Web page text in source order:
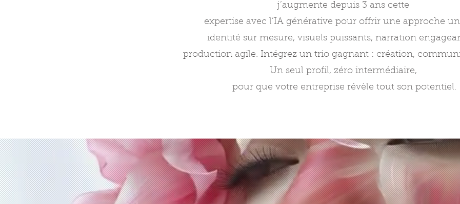
j’augmente depuis 3 ans cette
expertise avec l’IA générative pour offrir une approche
identité sur mesure, visuels puissants, narration
production agile. Intégrez un trio gagnant : création,
Un seul profil, zéro intermédiaire,
pour que votre entreprise révèle tout son potentiel.